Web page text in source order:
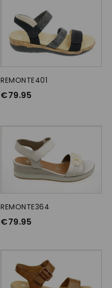
OPTIES SELECTEREN
REMONTE401
€79.95
OPTIES SELECTEREN
REMONTE364
€79.95